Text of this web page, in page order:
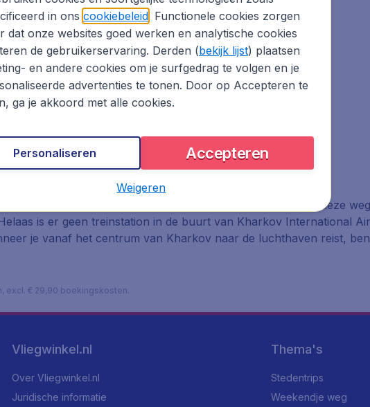
de M03 en ‘Aeroflotska Street’. Je reist gemakkelijk via deze
is er geen treinstation in de buurt van Kharkov International
je vanaf het centrum van Kharkov naar de luchthaven reist,
excl. € 29,90 boekingskosten.
Vliegwinkel.nl
Over Vliegwinkel.nl
Juridische informatie
Thema's
Stedentrips
Weekendje weg
in ons cookiebeleid. Functionele cookies zorgen
dat onze websites goed werken en analytische cookies
de gebruikerservaring. Derden (bekijk lijst) plaatsen
en andere cookies om je surfgedrag te volgen en je
advertenties te tonen. Door op Accepteren te
ga je akkoord met alle cookies.
Accepteren
Personaliseren
Weigeren